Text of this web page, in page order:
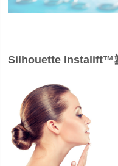
Silhouette Instalift™